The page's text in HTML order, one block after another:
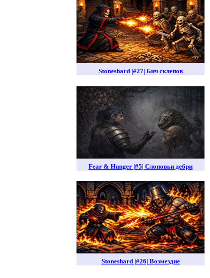
Stoneshard |#27| Бич склепов
Fear & Hunger |#5| Слоновьи дебри
Stoneshard |#26| Возмездие